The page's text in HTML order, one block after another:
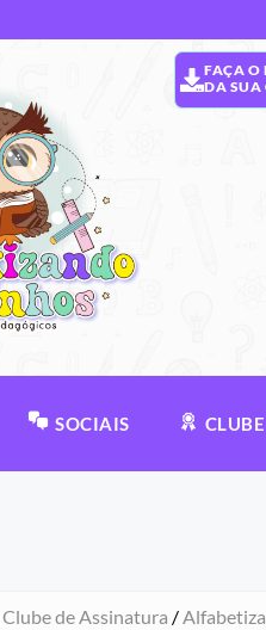
FAÇA O
DA SUA
SOCIAIS
Clube de Assinatura /